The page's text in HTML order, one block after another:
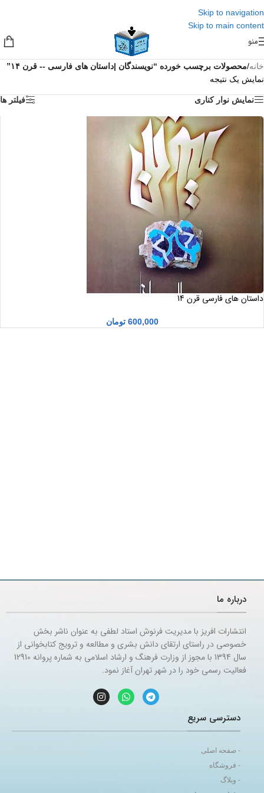
Skip to navigation
Skip to main content
منو
خانه/محصولات برچسب خورده “نويسندگان |داستان های فارسی -- قرن ۱۴”
نمایش یک نتیجه
نمایش نوار کناری فیلتر ها
داستان های فارسی قرن 14
600,000 تومان
درباره ما
انتشارات افریز با مدیریت فرنوش استاد لطفی به عنوان ناشر بخش
خصوصی در راستای ارتقای دانش بشری و مطالعه و ترویج کتابخوانی از
سال 1394 با مجوز از وزارت فرهنگ و ارشاد اسلامی به شماره پروانه 12910
فعالیت رسمی خود را در شهر تهران آغاز نمود.
دسترسی سریع
- صفحه اصلی
- فروشگاه
- وبلاگ